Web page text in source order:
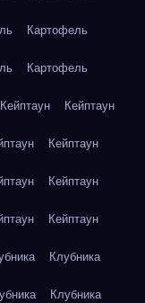
Картофель
Картофель
Кейптаун Кейптаун
Кейптаун
Кейптаун
Кейптаун
Клубника
Клубника